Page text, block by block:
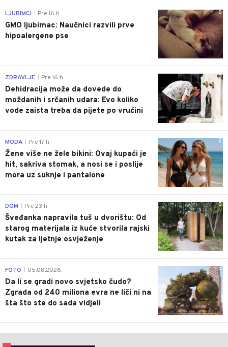
0
LJUBIMCI Pre 16 h
GMO ljubimac: Naučnici razvili prve
hipoalergene pse
0
ZDRAVLJE Pre 16 h
Dehidracija može da dovede do
moždanih i srčanih udara: Evo koliko
vode zaista treba da pijete po vrućini
0
MODA Pre 17 h
Žene više ne žele bikini: Ovaj kupaći je
hit, sakriva stomak, a nosi se i poslije
mora uz suknje i pantalone
0
DOM Pre 23 h
Šveđanka napravila tuš u dvorištu: Od
starog materijala iz kuće stvorila rajski
kutak za ljetnje osvježenje
0
FOTO 05.08.2026.
Da li se gradi novo svjetsko čudo?
Zgrada od 240 miliona evra ne liči ni na
šta što ste do sada vidjeli